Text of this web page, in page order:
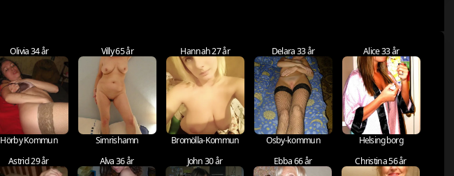
Olivia 34 år
Hörby Kommun
Villy 65 år
Simrishamn
Hannah 27 år
Bromölla-Kommun
Delara 33 år
Osby-kommun
Alice 33 år
Helsingborg
Astrid 29 år Alva 36 år John 30 år Ebba 66 år Christina 56 år